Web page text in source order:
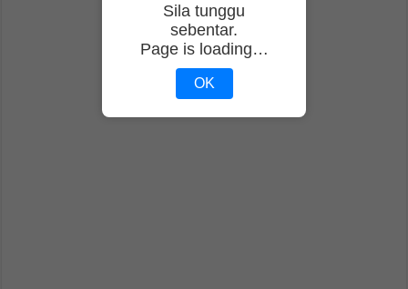
Sila tunggu
sebentar.
Page is loading…
OK